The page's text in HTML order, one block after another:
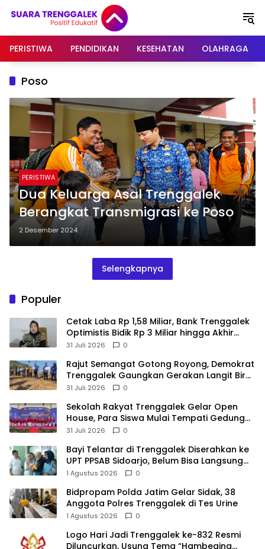
PERISTIWA
PENDIDIKAN KESEHATAN OLAHRAGA
Poso
PERISTIWA
Dua Keluarga Asal Trenggalek
Berangkat Transmigrasi ke Poso
2 Desember 2024
Selengkapnya
Populer
Cetak Laba Rp 1,58 Miliar, Bank Trenggalek
Optimistis Bidik Rp 3 Miliar hingga Akhir
Tahun
31 Juli 2026 0
​Rajut Semangat Gotong Royong, Demokrat
Trenggalek Gaungkan Gerakan Langit Biru
di Pantai Konang
31 Juli 2026 0
Sekolah Rakyat Trenggalek Gelar Open
House, Para Siswa Mulai Tempati Gedung
Baru
31 Juli 2026 0
Bayi Telantar di Trenggalek Diserahkan ke
UPT PPSAB Sidoarjo, Belum Bisa Langsung
Diadopsi
1 Agustus 2026 0
Bidpropam Polda Jatim Gelar Sidak, 38
Anggota Polres Trenggalek di Tes Urine
1 Agustus 2026 0
Logo Hari Jadi Trenggalek ke-832 Resmi
Diluncurkan, Usung Tema “Hambeging